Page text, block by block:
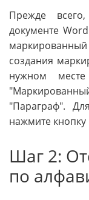
Прежде
документе
создания
нужном
"Параграф".
нажмите
Шаг 2:
по